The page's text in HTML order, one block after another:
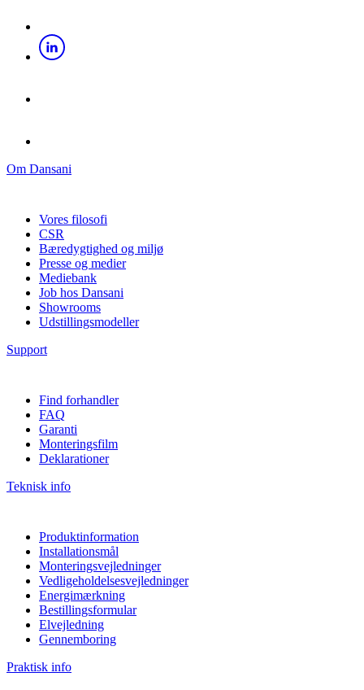
Om Dansani
Vores filosofi
CSR
Bæredygtighed og miljø
Presse og medier
Mediebank
Job hos Dansani
Showrooms
Udstillingsmodeller
Support
Find forhandler
FAQ
Garanti
Monteringsfilm
Deklarationer
Teknisk info
Produktinformation
Installationsmål
Monteringsvejledninger
Vedligeholdelsesvejledninger
Energimærkning
Bestillingsformular
Elvejledning
Gennemboring
Praktisk info